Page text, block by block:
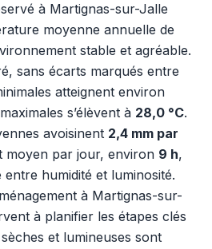
à Martignas-sur-Jalle
moyenne annuelle de
stable et agréable.
sans écarts marqués entre
atteignent environ
s’élèvent à 28,0 °C.
avoisinent 2,4 mm par
moyen par jour, environ 9 h,
humidité et luminosité.
à Martignas-sur-
à planifier les étapes clés
et lumineuses sont